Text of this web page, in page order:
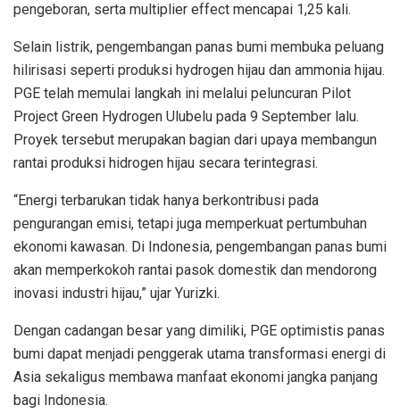
pengeboran, serta multiplier effect mencapai 1,25 kali.
Selain listrik, pengembangan panas bumi membuka peluang
hilirisasi seperti produksi hydrogen hijau dan ammonia hijau.
PGE telah memulai langkah ini melalui peluncuran Pilot
Project Green Hydrogen Ulubelu pada 9 September lalu.
Proyek tersebut merupakan bagian dari upaya membangun
rantai produksi hidrogen hijau secara terintegrasi.
“Energi terbarukan tidak hanya berkontribusi pada
pengurangan emisi, tetapi juga memperkuat pertumbuhan
ekonomi kawasan. Di Indonesia, pengembangan panas bumi
akan memperkokoh rantai pasok domestik dan mendorong
inovasi industri hijau,” ujar Yurizki.
Dengan cadangan besar yang dimiliki, PGE optimistis panas
bumi dapat menjadi penggerak utama transformasi energi di
Asia sekaligus membawa manfaat ekonomi jangka panjang
bagi Indonesia.